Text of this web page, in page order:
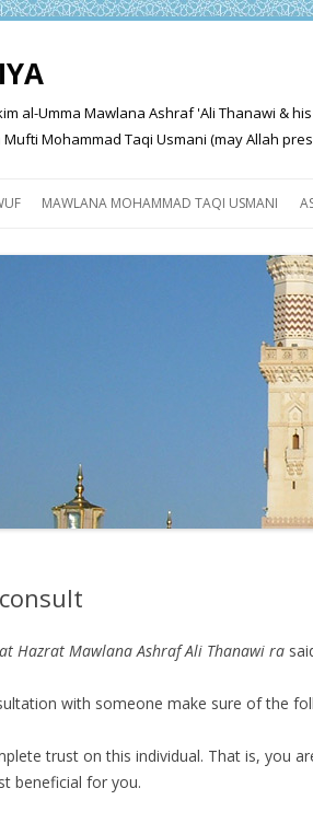
al-Umma Mawlana Ashraf 'Ali Thanawi &
Mohammad Taqi Usmani (may Allah
MAWLANA MOHAMMAD TAQI USMANI
Hazrat Mawlana Ashraf Ali Thanawi ra
with someone make sure of the
trust on this individual. That is, you
beneficial for you.